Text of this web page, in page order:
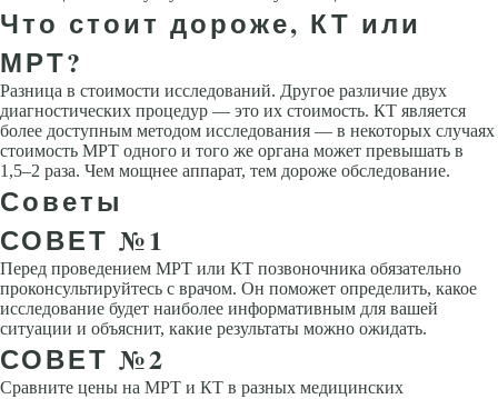
Что стоит дороже, КТ или
МРТ?
Разница в стоимости исследований. Другое различие двух
диагностических процедур — это их стоимость. КТ является
более доступным методом исследования — в некоторых случаях
стоимость МРТ одного и того же органа может превышать в
1,5–2 раза. Чем мощнее аппарат, тем дороже обследование.
Советы
СОВЕТ №1
Перед проведением МРТ или КТ позвоночника обязательно
проконсультируйтесь с врачом. Он поможет определить, какое
исследование будет наиболее информативным для вашей
ситуации и объяснит, какие результаты можно ожидать.
СОВЕТ №2
Сравните цены на МРТ и КТ в разных медицинских